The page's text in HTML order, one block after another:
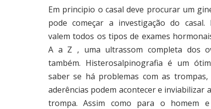
Em principio o casal deve procurar um
pode começar a investigação do casal.
valem todos os tipos de exames
A a Z , uma ultrassom completa dos
também. Histerosalpinografia é um
saber se há problemas com as trompas,
aderências podem acontecer e inviabilizar
trompa. Assim como para o homem